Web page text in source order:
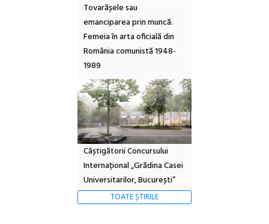
Tovarășele sau
emanciparea prin muncă.
Femeia în arta oficială din
România comunistă 1948-
1989
Câștigătorii Concursului
Internațional „Grădina Casei
Universitarilor, București”
TOATE ȘTIRILE